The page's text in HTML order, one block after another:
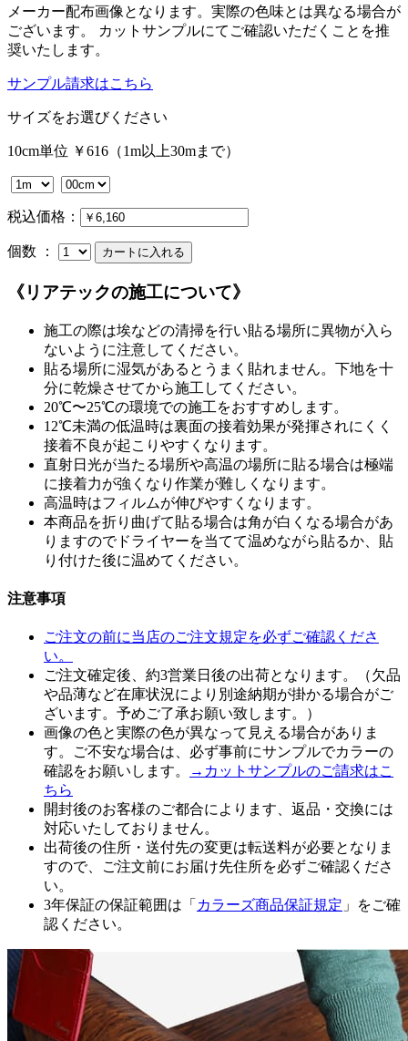
メーカー配布画像となります。実際の色味とは異なる場合が
ございます。 カットサンプルにてご確認いただくことを推
奨いたします。
サンプル請求はこちら
サイズをお選びください
10cm単位 ￥616（1m以上30mまで）
税込価格：
個数 ：
《リアテックの施工について》
施工の際は埃などの清掃を行い貼る場所に異物が入ら
ないように注意してください。
貼る場所に湿気があるとうまく貼れません。下地を十
分に乾燥させてから施工してください。
20℃〜25℃の環境での施工をおすすめします。
12℃未満の低温時は裏面の接着効果が発揮されにくく
接着不良が起こりやすくなります。
直射日光が当たる場所や高温の場所に貼る場合は極端
に接着力が強くなり作業が難しくなります。
高温時はフィルムが伸びやすくなります。
本商品を折り曲げて貼る場合は角が白くなる場合があ
りますのでドライヤーを当てて温めながら貼るか、貼
り付けた後に温めてください。
注意事項
ご注文の前に当店のご注文規定を必ずご確認くださ
い。
ご注文確定後、約3営業日後の出荷となります。（欠品
や品薄など在庫状況により別途納期が掛かる場合がご
ざいます。予めご了承お願い致します。）
画像の色と実際の色が異なって見える場合がありま
す。ご不安な場合は、必ず事前にサンプルでカラーの
確認をお願いします。
→カットサンプルのご請求はこ
ちら
開封後のお客様のご都合によります、返品・交換には
対応いたしておりません。
出荷後の住所・送付先の変更は転送料が必要となりま
すので、ご注文前にお届け先住所を必ずご確認くださ
い。
3年保証の保証範囲は「 カラーズ商品保証規定 」をご確
認ください。